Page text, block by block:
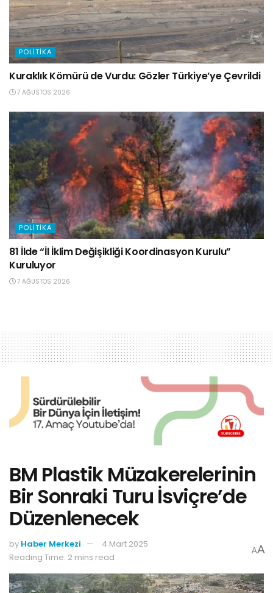
POLITIKA
Kuraklık Kömürü de Vurdu: Gözler Türkiye’ye Çevrildi
7 AĞUSTOS 2026
POLITIKA
81 İlde “İl İklim Değişikliği Koordinasyon Kurulu”
Kuruluyor
7 AĞUSTOS 2026
BM Plastik Müzakerelerinin
Bir Sonraki Turu İsviçre’de
Düzenlenecek
by Haber Merkezi
4 Mart 2025
Reading Time: 2 mins read
AA